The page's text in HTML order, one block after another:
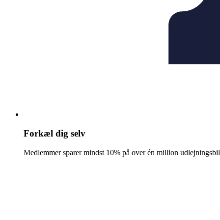
Forkæl dig selv
Medlemmer sparer mindst 10% på over én million